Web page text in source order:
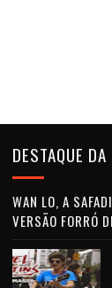
DESTAQUE
WAN LO, A
VERSÃO FORRÓ